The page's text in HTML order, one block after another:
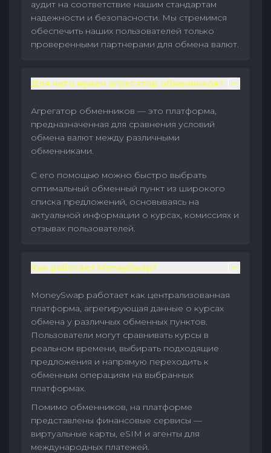
аудит на соответствие нашим стандартам
надежности и безопасности. Мы стремимся
обеспечить наших пользователей только
проверенными партнерами для обмена валют.
Для чего нужен агрегатор обменников?
Агрегатор обменников — это платформа,
предназначенная для сравнения условий
обмена валют между различными
обменниками.
С его помощью можно быстро выбрать
оптимальный обменный пункт из широкого
списка предложений, основываясь на
актуальной информации о курсах, комиссиях и
отзывах пользователей.
Как работает MoneySwap?
MoneySwap работает как централизованная
платформа, агрегирующая данные о курсах
обмена у различных обменных пунктов.
Пользователи могут сравнивать курсы в
реальном времени, выбирать подходящие
предложения и напрямую переходить к
обменным операциям на выбранных
платформах.
Помимо обменников, на платформе
представлены финансовые сервисы —
виртуальные карты, eSIM и агенты для
международных платежей.